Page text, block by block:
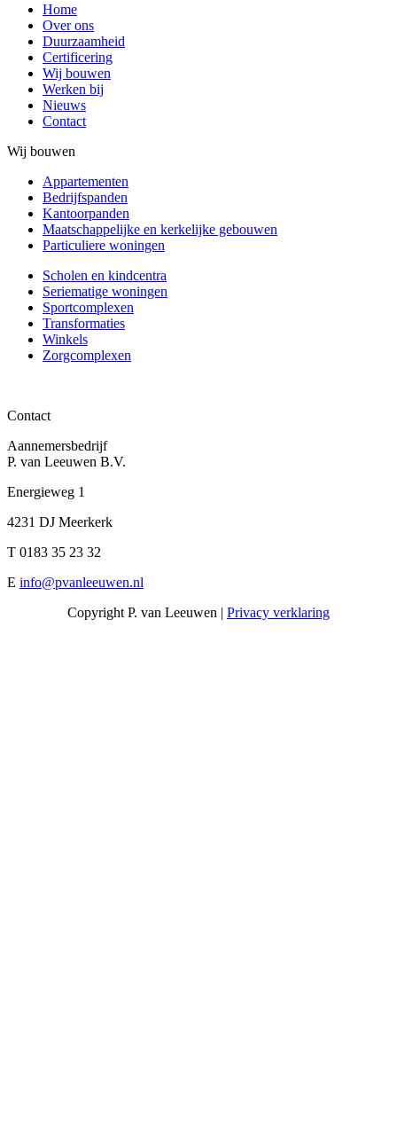
Home
Over ons
Duurzaamheid
Certificering
Wij bouwen
Werken bij
Nieuws
Contact
Wij bouwen
Appartementen
Bedrijfspanden
Kantoorpanden
Maatschappelijke en kerkelijke gebouwen
Particuliere woningen
Scholen en kindcentra
Seriematige woningen
Sportcomplexen
Transformaties
Winkels
Zorgcomplexen
Contact
Aannemersbedrijf
P. van Leeuwen B.V.
Energieweg 1
4231 DJ Meerkerk
T 0183 35 23 32
E info@pvanleeuwen.nl
Copyright P. van Leeuwen | Privacy verklaring